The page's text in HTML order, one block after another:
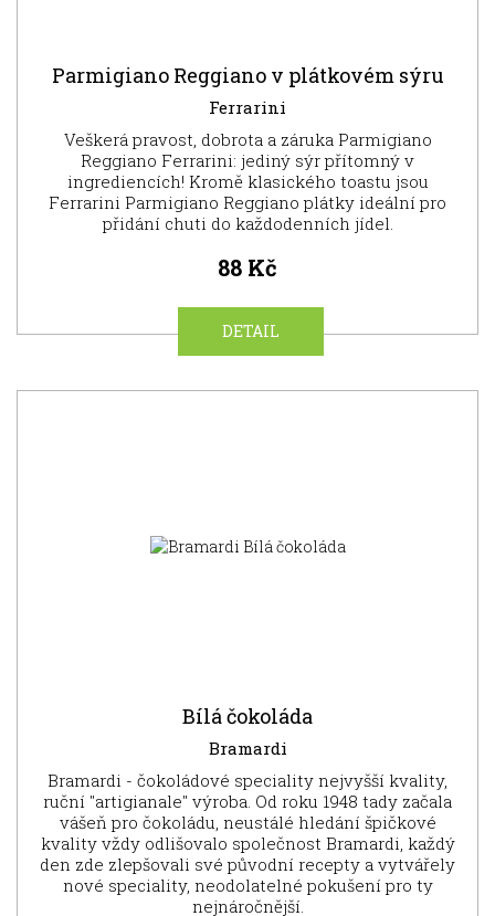
Parmigiano Reggiano v plátkovém sýru
Ferrarini
Veškerá pravost, dobrota a záruka Parmigiano
Reggiano Ferrarini: jediný sýr přítomný v
ingrediencích! Kromě klasického toastu jsou
Ferrarini Parmigiano Reggiano plátky ideální pro
přidání chuti do každodenních jídel.
88 Kč
DETAIL
Bílá čokoláda
Bramardi
Bramardi - čokoládové speciality nejvyšší kvality,
ruční "artigianale" výroba. Od roku 1948 tady začala
vášeň pro čokoládu, neustálé hledání špičkové
kvality vždy odlišovalo společnost Bramardi, každý
den zde zlepšovali své původní recepty a vytvářely
nové speciality, neodolatelné pokušení pro ty
nejnáročnější.